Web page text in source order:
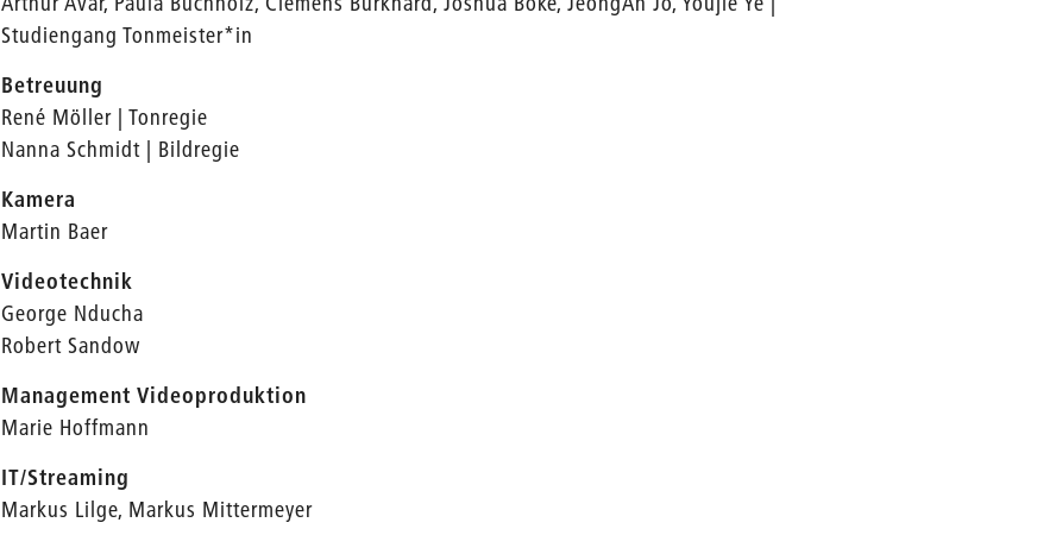
Studiengang Tonmeister*in
Betreuung
René Möller | Tonregie
Nanna Schmidt | Bildregie
Kamera
Martin Baer
Videotechnik
George Nducha
Robert Sandow
Management Videoproduktion
Marie Hoffmann
IT/Streaming
Markus Lilge, Markus Mittermeyer